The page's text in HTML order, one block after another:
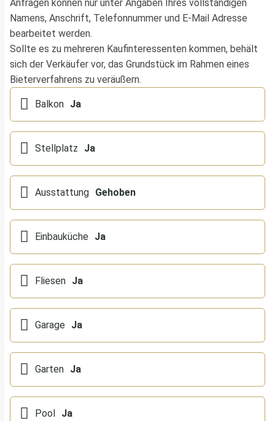
Anfragen können nur unter Angaben Ihres vollständigen
Namens, Anschrift, Telefonnummer und E-Mail Adresse
bearbeitet werden.
Sollte es zu mehreren Kaufinteressenten kommen, behält
sich der Verkäufer vor, das Grundstück im Rahmen eines
Bieterverfahrens zu veräußern.
Balkon Ja
Stellplatz Ja
Ausstattung Gehoben
Einbauküche Ja
Fliesen Ja
Garage Ja
Garten Ja
Pool Ja